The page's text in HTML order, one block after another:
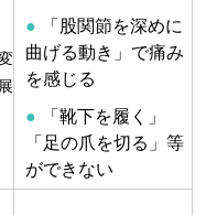
「股関節を深めに
曲げる動き」で痛み
を感じる
「靴下を履く」
「足の爪を切る」等
ができない